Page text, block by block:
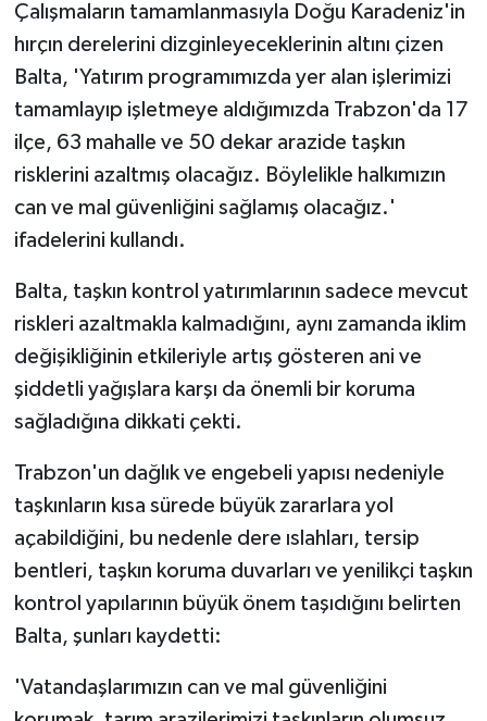
Çalışmaların tamamlanmasıyla Doğu Karadeniz'in
hırçın derelerini dizginleyeceklerinin altını çizen
Balta, 'Yatırım programımızda yer alan işlerimizi
tamamlayıp işletmeye aldığımızda Trabzon'da 17
ilçe, 63 mahalle ve 50 dekar arazide taşkın
risklerini azaltmış olacağız. Böylelikle halkımızın
can ve mal güvenliğini sağlamış olacağız.'
ifadelerini kullandı.
Balta, taşkın kontrol yatırımlarının sadece mevcut
riskleri azaltmakla kalmadığını, aynı zamanda iklim
değişikliğinin etkileriyle artış gösteren ani ve
şiddetli yağışlara karşı da önemli bir koruma
sağladığına dikkati çekti.
Trabzon'un dağlık ve engebeli yapısı nedeniyle
taşkınların kısa sürede büyük zararlara yol
açabildiğini, bu nedenle dere ıslahları, tersip
bentleri, taşkın koruma duvarları ve yenilikçi taşkın
kontrol yapılarının büyük önem taşıdığını belirten
Balta, şunları kaydetti:
'Vatandaşlarımızın can ve mal güvenliğini